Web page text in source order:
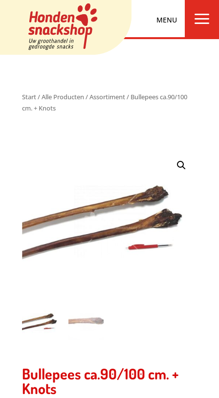
a
Start/Alle Producten /Assortiment/ Bullepees ca.90/100
cm. + Knots
Bullepees ca.90/100 cm. +
Knots